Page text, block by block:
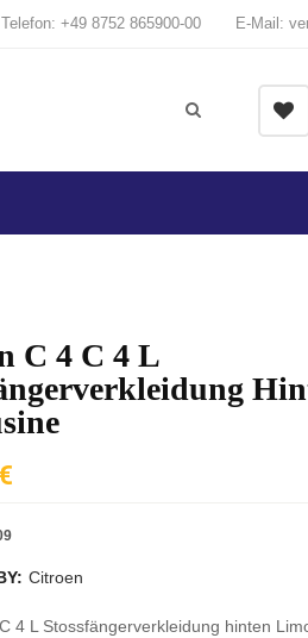
Telefon: +49 8752 865900-00 E-Mail:
C 4 C 4 L
€
Citroen
4 L Stossfängerverkleidung hinten